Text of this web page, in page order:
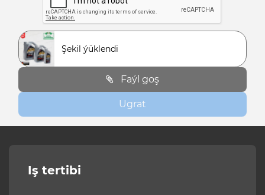
Şekil ýüklendi
Faýl goş
Ugrat
Iş tertibi